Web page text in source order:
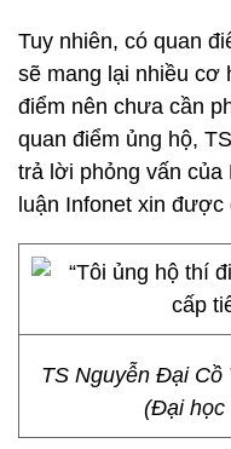
Tuy nhiên, có quan
sẽ mang lại nhiều cơ
điểm nên chưa cần
quan điểm ủng hộ,
trả lời phỏng vấn
luận Infonet xin
TS Nguyễn Đại Cồ
(Đại học